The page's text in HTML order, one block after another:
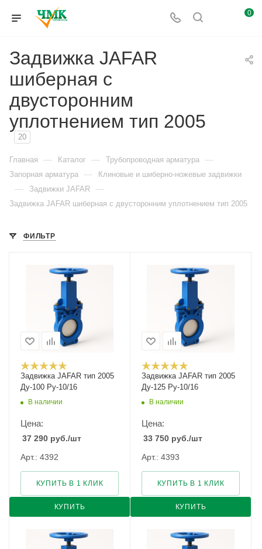
0
Задвижка JAFAR
шиберная с
двусторонним
уплотнением тип 2005
20
Главная — Каталог — Трубопроводная арматура —
Запорная арматура — Клиновые и шиберно-ножевые задвижки
— Задвижки JAFAR —
Задвижка JAFAR шиберная с двусторонним уплотнением тип 2005
ФИЛЬТР
Задвижка JAFAR тип 2005
Ду-100 Ру-10/16
В наличии
Цена:
37 290 руб./шт
Арт.: 4392
КУПИТЬ
КУПИТЬ В 1 КЛИК
Задвижка JAFAR тип 2005
Ду-125 Ру-10/16
В наличии
Цена:
33 750 руб./шт
Арт.: 4393
КУПИТЬ
КУПИТЬ В 1 КЛИК